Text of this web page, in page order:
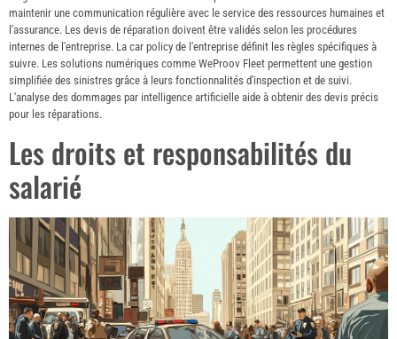
maintenir une communication régulière avec le service des ressources humaines et
l'assurance. Les devis de réparation doivent être validés selon les procédures
internes de l'entreprise. La car policy de l'entreprise définit les règles spécifiques à
suivre. Les solutions numériques comme WeProov Fleet permettent une gestion
simplifiée des sinistres grâce à leurs fonctionnalités d'inspection et de suivi.
L'analyse des dommages par intelligence artificielle aide à obtenir des devis précis
pour les réparations.
Les droits et responsabilités du
salarié